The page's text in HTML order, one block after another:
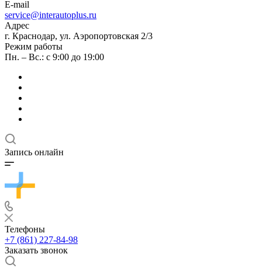
E-mail
service@interautoplus.ru
Адрес
г. Краснодар, ул. Аэропортовская 2/3
Режим работы
Пн. – Вс.: с 9:00 до 19:00
Запись онлайн
Телефоны
+7 (861) 227-84-98
Заказать звонок